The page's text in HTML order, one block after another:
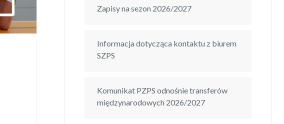
Zapisy na sezon 2026/2027
Informacja dotycząca kontaktu z biurem
SZPS
Komunikat PZPS odnośnie transferów
międzynarodowych 2026/2027